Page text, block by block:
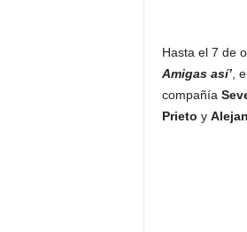
Hasta el 7 de
Amigas así’,
compañía
Prieto y